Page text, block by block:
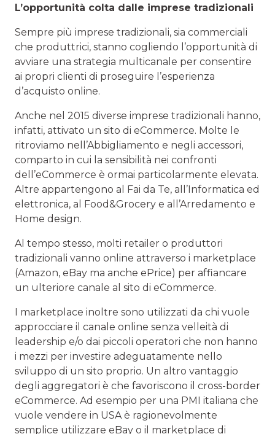
L’opportunità colta dalle imprese tradizionali
Sempre più imprese tradizionali, sia commerciali
che produttrici, stanno cogliendo l’opportunità di
avviare una strategia multicanale per consentire
ai propri clienti di proseguire l’esperienza
d’acquisto online.
Anche nel 2015 diverse imprese tradizionali hanno,
infatti, attivato un sito di eCommerce. Molte le
ritroviamo nell’Abbigliamento e negli accessori,
comparto in cui la sensibilità nei confronti
dell’eCommerce è ormai particolarmente elevata.
Altre appartengono al Fai da Te, all’Informatica ed
elettronica, al Food&Grocery e all’Arredamento e
Home design.
Al tempo stesso, molti retailer o produttori
tradizionali vanno online attraverso i marketplace
(Amazon, eBay ma anche ePrice) per affiancare
un ulteriore canale al sito di eCommerce.
I marketplace inoltre sono utilizzati da chi vuole
approcciare il canale online senza velleità di
leadership e/o dai piccoli operatori che non hanno
i mezzi per investire adeguatamente nello
sviluppo di un sito proprio. Un altro vantaggio
degli aggregatori è che favoriscono il cross-border
eCommerce. Ad esempio per una PMI italiana che
vuole vendere in USA è ragionevolmente
semplice utilizzare eBay o il marketplace di